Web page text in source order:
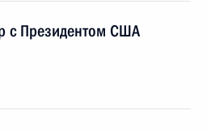
с Президентом США